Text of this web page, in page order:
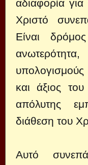
αδιαφορία
Χριστό
Είναι
και άξιος
απόλυτης
διάθεση του
Αυτό